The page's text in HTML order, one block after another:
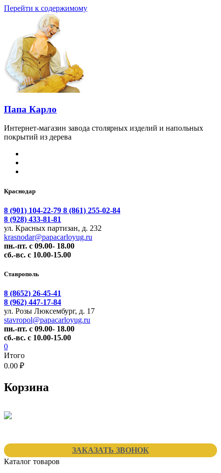
Перейти к содержимому
Папа Карло
Интернет-магазин завода столярных изделий и напольных
покрытий из дерева
Краснодар
8 (901) 104-22-79 8 (861) 255-02-84
8 (928) 433-81-81
ул. Красных партизан, д. 232
krasnodar@papacarloyug.ru
пн.-пт. с 09.00- 18.00
сб.-вс. с 10.00-15.00
Ставрополь
8 (8652) 26-45-41
8 (962) 447-17-84
ул. Розы Люксембург, д. 17
stavropol@papacarloyug.ru
пн.-пт. с 09.00- 18.00
сб.-вс. с 10.00-15.00
0
Итого
0.00 ₽
Корзина
ЗАКАЗАТЬ ЗВОНОК
Каталог товаров